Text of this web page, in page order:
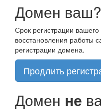
Домен ваш?
Срок регистрации
восстановления работы
регистрации домена.
Продлить
Домен не